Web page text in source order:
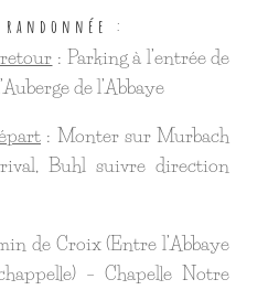
:
: Parking à l’entrée de
de l’Abbaye
: Monter sur Murbach
Buhl suivre direction
de Croix (Entre l’Abbaye
– Chapelle Notre